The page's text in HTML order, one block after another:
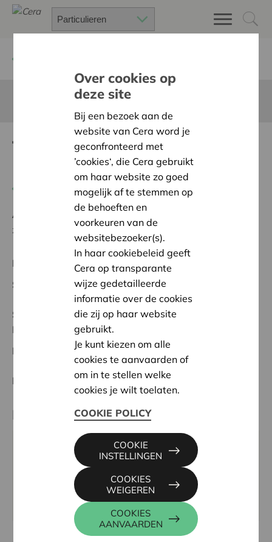
Deze pagina is niet vertaald in het Nederlands
Theatervoorstelling
Doodgraag
Terug naar overzicht
Ambitie:
Een solidaire, respectvolle samenleving
zonder drempels
Regionaal Project
Startdatum:
11/05/2026
Status:
In behandeling
Herentals - Heist o/d Berg
Datum:
11/05/2026
Beslissing: Goedgekeurd
Partner
LEIF ZUIDERKEMPEN, SLAGVELDEN 14, 2220 HEIST-
OP-DEN-BERG
015 23 80 71
www.leifzuiderkempen.be
Over cookies op
deze site
Bij een bezoek aan de
website van Cera word je
geconfronteerd met
’cookies‘, die Cera gebruikt
om haar website zo goed
mogelijk af te stemmen op
de behoeften en
voorkeuren van de
websitebezoeker(s).
In haar cookiebeleid geeft
Cera op transparante
wijze gedetailleerde
informatie over de cookies
die zij op haar website
gebruikt.
Je kunt kiezen om alle
cookies te aanvaarden of
om in te stellen welke
cookies je wilt toelaten.
COOKIE POLICY
COOKIES
AANVAARDEN
COOKIES
WEIGEREN
COOKIE
INSTELLINGEN